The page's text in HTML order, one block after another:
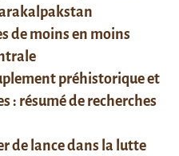
de moins en moins
préhistorique et
: résumé de recherches
de lance dans la lutte